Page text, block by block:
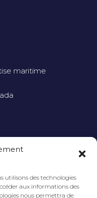
utilisons des technologies
aux informations des
nous permettra de
maritime